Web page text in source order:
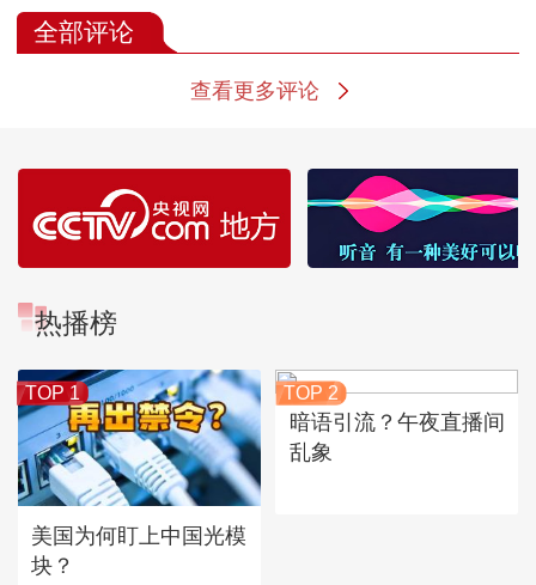
全部评论
查看更多评论
热播榜
TOP 1
美国为何盯上中国光模
块？
TOP 2
暗语引流？午夜直播间
乱象